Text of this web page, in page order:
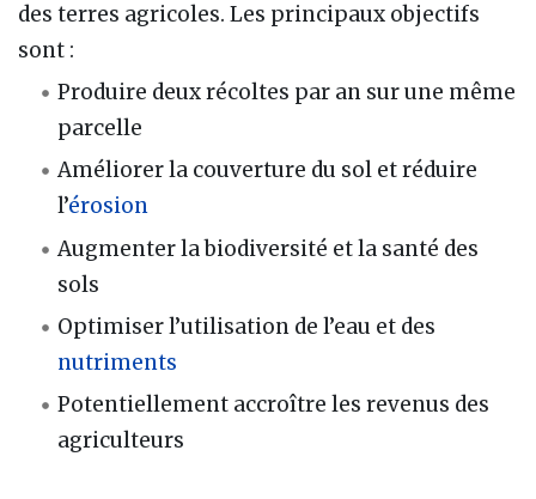
des terres agricoles. Les principaux objectifs
sont :
Produire deux récoltes par an sur une même
parcelle
Améliorer la couverture du sol et réduire
l’érosion
Augmenter la biodiversité et la santé des
sols
Optimiser l’utilisation de l’eau et des
nutriments
Potentiellement accroître les revenus des
agriculteurs